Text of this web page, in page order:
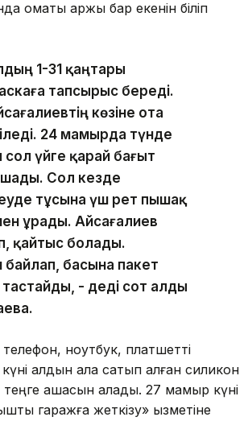
қаржы бар екенін біліп
1-31 қаңтары
тапсырыс береді.
көзіне ота
24 мамырда түнде
сол үйге қарай бағыт
Сол кезде
тұсына үш рет пышақ
ұрады. Айсағалиев
қайтыс болады.
байлап, басына пакет
тастайды, - деді сот алды
ноутбук, платшетті
алдын ала сатып алған силикон
ақшасын алады. 27 мамыр күні
гаражға жеткізу» қызметіне